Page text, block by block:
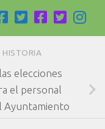
HISTORIA
elecciones
el personal
Ayuntamiento